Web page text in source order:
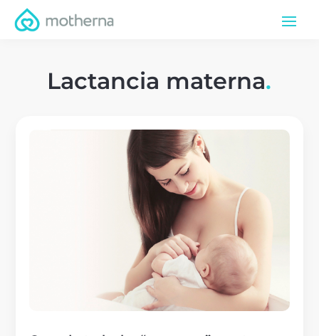
Lactancia materna.